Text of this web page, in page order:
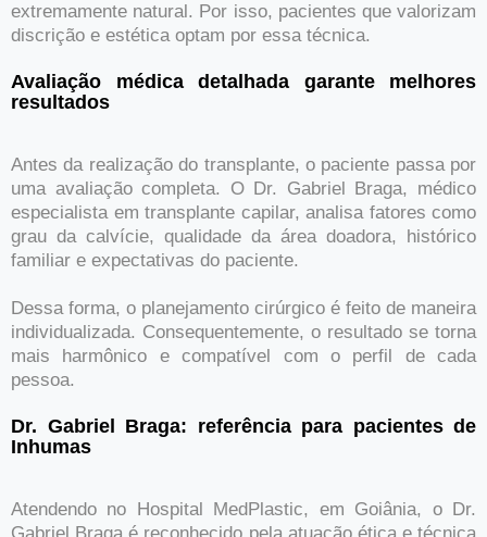
extremamente natural. Por isso, pacientes que valorizam
discrição e estética optam por essa técnica.
Avaliação médica detalhada garante melhores
resultados
Antes da realização do transplante, o paciente passa por
uma avaliação completa. O Dr. Gabriel Braga, médico
especialista em transplante capilar, analisa fatores como
grau da calvície, qualidade da área doadora, histórico
familiar e expectativas do paciente.
Dessa forma, o planejamento cirúrgico é feito de maneira
individualizada. Consequentemente, o resultado se torna
mais harmônico e compatível com o perfil de cada
pessoa.
Dr. Gabriel Braga: referência para pacientes de
Inhumas
Atendendo no Hospital MedPlastic, em Goiânia, o Dr.